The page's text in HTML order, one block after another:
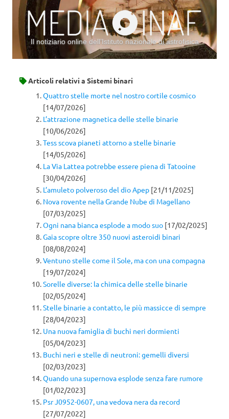
Il notiziario online dell’Istituto nazionale di astrofisica
Articoli relativi a Sistemi binari
Quattro stelle morte nel nostro cortile cosmico
[14/07/2026]
L’attrazione magnetica delle stelle binarie
[10/06/2026]
Tess scova pianeti attorno a stelle binarie
[14/05/2026]
La Via Lattea potrebbe essere piena di Tatooine
[30/04/2026]
L’amuleto polveroso del dio Apep [21/11/2025]
Nova rovente nella Grande Nube di Magellano
[07/03/2025]
Ogni nana bianca esplode a modo suo [17/02/2025]
Gaia scopre oltre 350 nuovi asteroidi binari
[08/08/2024]
Ventuno stelle come il Sole, ma con una compagna
[19/07/2024]
Sorelle diverse: la chimica delle stelle binarie
[02/05/2024]
Stelle binarie a contatto, le più massicce di sempre
[28/04/2023]
Una nuova famiglia di buchi neri dormienti
[05/04/2023]
Buchi neri e stelle di neutroni: gemelli diversi
[02/03/2023]
Quando una supernova esplode senza fare rumore
[01/02/2023]
Psr J0952-0607, una vedova nera da record
[27/07/2022]